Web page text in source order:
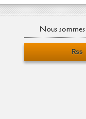
Nous
Rss